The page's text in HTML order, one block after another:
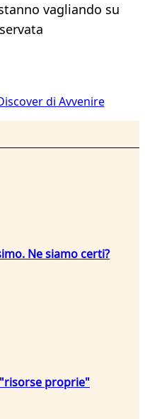
vagliando su
di Avvenire
Ne siamo certi?
proprie"